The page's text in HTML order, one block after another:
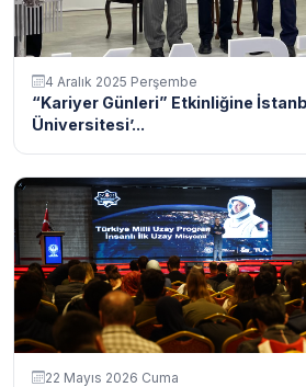
4 Aralık 2025 Perşembe
“Kariyer Günleri” Etkinliğine
Üniversitesi’...
22 Mayıs 2026 Cuma